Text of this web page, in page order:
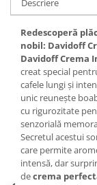
Descriere
Redescoperă
nobil: Davidoff
Davidoff Crema
creat special
cafele lungi și
unic reunește
cu rigurozitate
senzorială
Secretul acestui
care permite
intensă, dar
decrema